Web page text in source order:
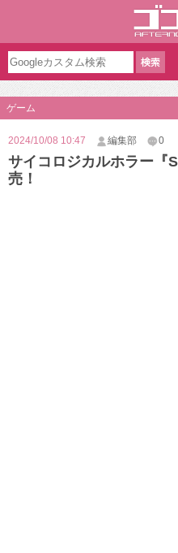
ゲーム
2024/10/08 10:47 編集部 0
サイコロジカルホラー『
売！